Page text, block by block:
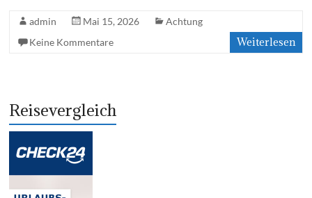
admin Mai 15, 2026
Achtung
Keine Kommentare
Weiterlesen
Reisevergleich